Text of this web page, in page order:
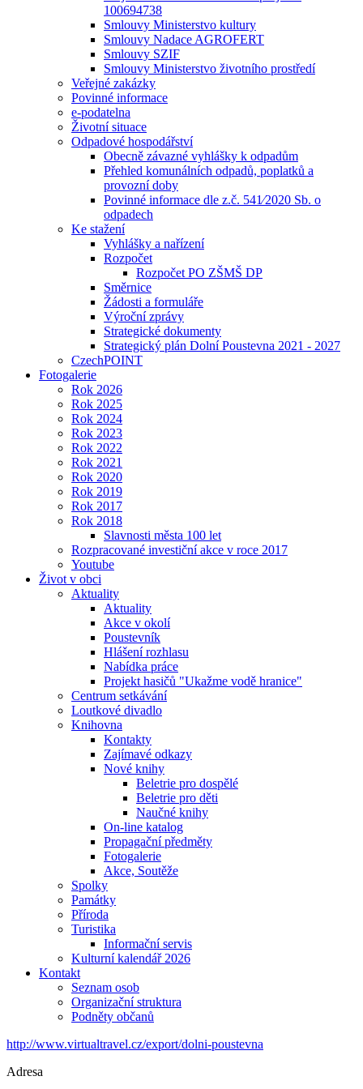
100694738
Smlouvy Ministerstvo kultury
Smlouvy Nadace AGROFERT
Smlouvy SZIF
Smlouvy Ministerstvo životního prostředí
Veřejné zakázky
Povinné informace
e-podatelna
Životní situace
Odpadové hospodářství
Obecně závazné vyhlášky k odpadům
Přehled komunálních odpadů, poplatků a
provozní doby
Povinné informace dle z.č. 541⁄2020 Sb. o
odpadech
Ke stažení
Vyhlášky a nařízení
Rozpočet
Rozpočet PO ZŠMŠ DP
Směrnice
Žádosti a formuláře
Výroční zprávy
Strategické dokumenty
Strategický plán Dolní Poustevna 2021 - 2027
CzechPOINT
Fotogalerie
Rok 2026
Rok 2025
Rok 2024
Rok 2023
Rok 2022
Rok 2021
Rok 2020
Rok 2019
Rok 2017
Rok 2018
Slavnosti města 100 let
Rozpracované investiční akce v roce 2017
Youtube
Život v obci
Aktuality
Aktuality
Akce v okolí
Poustevník
Hlášení rozhlasu
Nabídka práce
Projekt hasičů "Ukažme vodě hranice"
Centrum setkávání
Loutkové divadlo
Knihovna
Kontakty
Zajímavé odkazy
Nové knihy
Beletrie pro dospělé
Beletrie pro děti
Naučné knihy
On-line katalog
Propagační předměty
Fotogalerie
Akce, Soutěže
Spolky
Památky
Příroda
Turistika
Informační servis
Kulturní kalendář 2026
Kontakt
Seznam osob
Organizační struktura
Podněty občanů
http://www.virtualtravel.cz/export/dolni-poustevna
Adresa